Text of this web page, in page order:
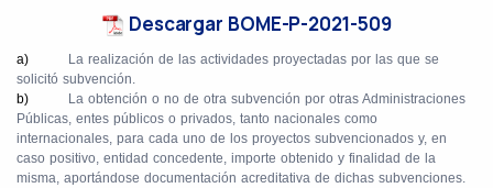
Descargar BOME-P-2021-509
a)
La realización de las actividades proyectadas por las que se
solicitó subvención.
b)
La obtención o no de otra subvención por otras Administraciones
Públicas, entes públicos o privados, tanto nacionales como
internacionales, para cada uno de los proyectos subvencionados y, en
caso positivo, entidad concedente, importe obtenido y finalidad de la
misma, aportándose documentación acreditativa de dichas subvenciones.